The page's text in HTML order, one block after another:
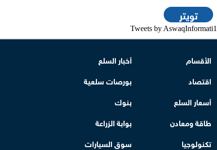
تويتر
Tweets by AswaqInformati1
الأقسام
أخبار السلع
اقتصاد
بورصات سلعية
أسعار السلع
بنوك
طاقة ومعادن
بوابة الزراعة
تكنولوجيا
سوق السيارات